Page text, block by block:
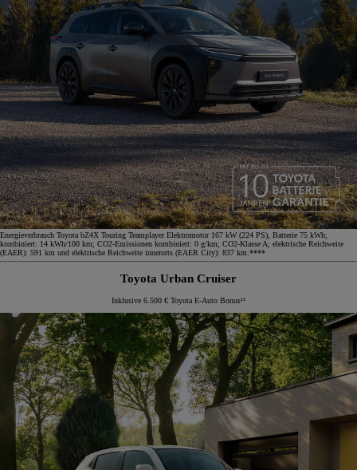
Energieverbrauch Toyota bZ4X Touring Teamplayer Elektromotor 167 kW (224 PS), Batterie 75 kWh;
kombiniert: 14 kWh/100 km; CO2-Emissionen kombiniert: 0 g/km; CO2-Klasse A; elektrische Reichweite
(EAER): 591 km und elektrische Reichweite innerorts (EAER City): 837 km.****
Toyota Urban Cruiser
Inklusive 6.500 € Toyota E-Auto Bonus¹¹